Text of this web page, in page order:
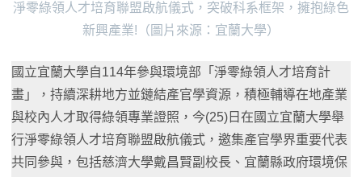
淨零綠領人才培育聯盟啟航儀式，突破科系框架，擁抱綠色
新興產業!（圖片來源：宜蘭大學）
國立宜蘭大學自114年參與環境部「淨零綠領人才培育計
畫」，持續深耕地方並鏈結產官學資源，積極輔導在地產業
與校內人才取得綠領專業證照，今(25)日在國立宜蘭大學舉
行淨零綠領人才培育聯盟啟航儀式，邀集產官學界重要代表
共同參與，包括慈濟大學戴昌賢副校長、宜蘭縣政府環境保